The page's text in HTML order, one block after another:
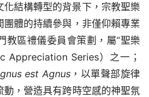
結構轉型的背景下，宗教聖樂
體的持續參與，非僅仰賴專業
教區禮儀委員會策劃，屬“聖樂
Appreciation Series）之一；
est Agnus，以單聲部旋律
，營造具有跨時空感的神聖氛